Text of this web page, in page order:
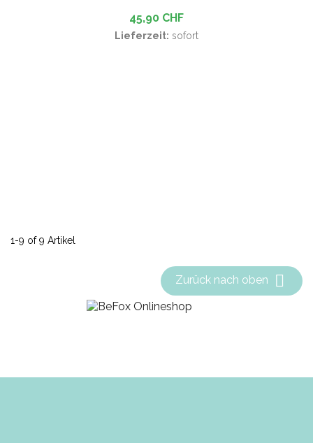
45,90 CHF
Lieferzeit: sofort
1-9 of 9 Artikel
Zurück nach oben 